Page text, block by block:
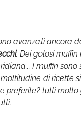
avanzati ancora
. Dei golosi
I muffin
di ricette
preferite? tutti